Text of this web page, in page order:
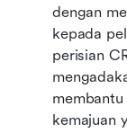
dengan
kepada
perisian
kemajuan